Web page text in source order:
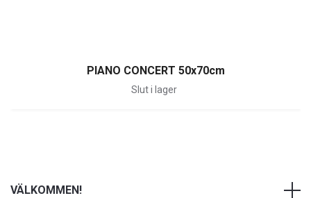
PIANO CONCERT 50x70cm
Slut i lager
VÄLKOMMEN!